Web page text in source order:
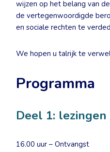
wijzen op het belang van
de vertegenwoordigde
en sociale rechten te
We hopen u talrijk te
Programma
Deel 1: lezingen
16.00 uur – Ontvangst